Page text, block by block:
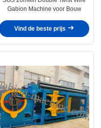
Gabion Machine voor Bouw
Vind de beste prijs